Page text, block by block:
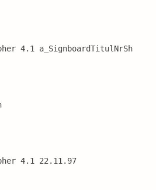
4.1 a_SignboardTitulNrSh
4.1 22.11.97